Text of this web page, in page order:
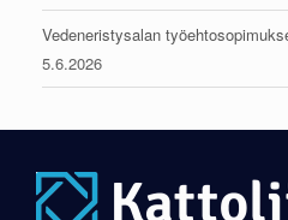
Vedeneristysalan
5.6.2026